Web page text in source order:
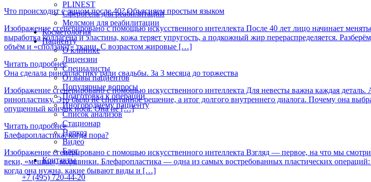
PLINEST
Сферогель для реабилитации
Мелсмон для реабилитации
Косметология
Пациенту
О клинике
Лицензии
Специалисты
Отзывы пациентов
Популярные вопросы
Подготовка к операции
Иногороднему пациенту
Список анализов
Стационар
Наркоз
Видео
Блог
Контакты
+7 (495) 720-44-20
Что происходит с лицом после 40? Объясняем простым языком
Изображение сгенерировано с помощью искусственного интеллекта После 40 лет лицо начинает
выработка коллагена и эластина, кожа теряет упругость, а подкожный жир перераспределяется.
объём и «сползают» ткани. С возрастом жировые […]
Читать подробнее
Она сделала ринопластику ради свадьбы. За 3 месяца до торжества
Изображение сгенерировано с помощью искусственного интеллекта Для невесты важна каждая
ринопластику. Это было не спонтанное решение, а итог долгого внутреннего диалога. Почему она
опущенный кончик носа. Она не […]
Читать подробнее
Блефаропластика: когда пора?
Изображение сгенерировано с помощью искусственного интеллекта Взгляд — первое, на что мы
веки, «мешки», морщинки. Блефаропластика — одна из самых востребованных пластических
когда она нужна, какие бывают виды и […]